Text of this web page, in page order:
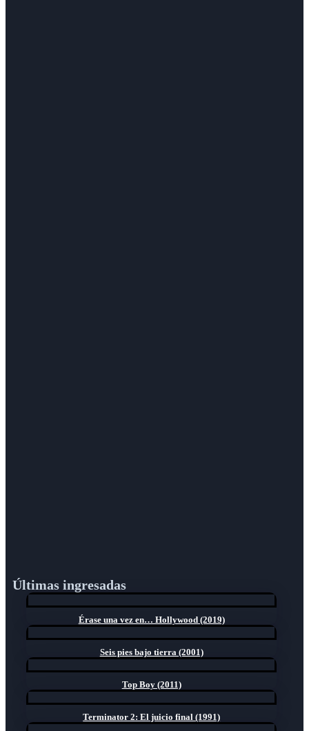
Últimas ingresadas
Érase una vez en… Hollywood (2019)
Seis pies bajo tierra (2001)
Top Boy (2011)
Terminator 2: El juicio final (1991)